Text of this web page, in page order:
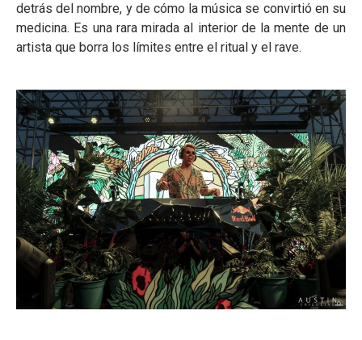
detrás del nombre, y de cómo la música se convirtió en su
medicina. Es una rara mirada al interior de la mente de un
artista que borra los límites entre el ritual y el rave.